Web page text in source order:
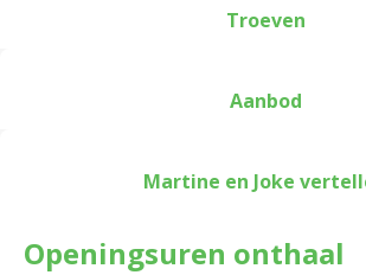
Openingsuren onthaal
Troeven
Aanbod
Martine en Joke